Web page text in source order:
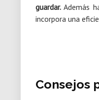
guardar.Además
incorpora una
Consejos